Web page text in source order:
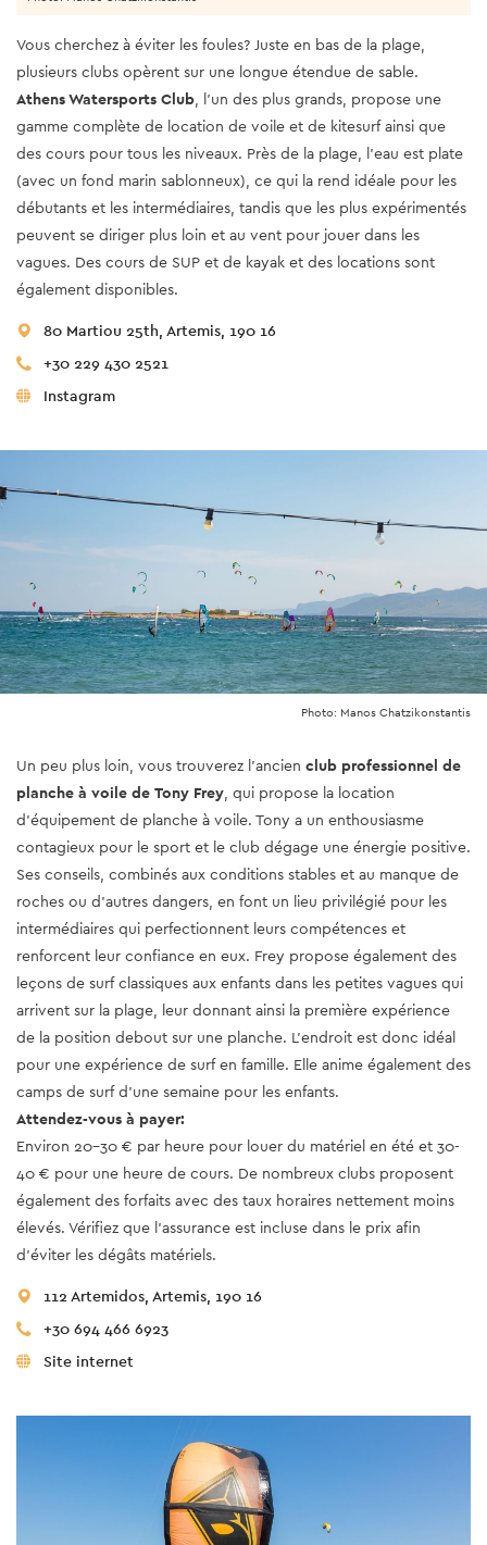
Vous cherchez à éviter les foules? Juste en bas de la plage,
plusieurs clubs opèrent sur une longue étendue de sable.
Athens Watersports Club, l’un des plus grands, propose une
gamme complète de location de voile et de kitesurf ainsi que
des cours pour tous les niveaux. Près de la plage, l’eau est plate
(avec un fond marin sablonneux), ce qui la rend idéale pour les
débutants et les intermédiaires, tandis que les plus expérimentés
peuvent se diriger plus loin et au vent pour jouer dans les
vagues. Des cours de SUP et de kayak et des locations sont
également disponibles.
80 Martiou 25th, Artemis, 190 16
+30 229 430 2521
Instagram
Photo: Manos Chatzikonstantis
Un peu plus loin, vous trouverez l’ancien club professionnel de
planche à voile de Tony Frey, qui propose la location
d’équipement de planche à voile. Tony a un enthousiasme
contagieux pour le sport et le club dégage une énergie positive.
Ses conseils, combinés aux conditions stables et au manque de
roches ou d’autres dangers, en font un lieu privilégié pour les
intermédiaires qui perfectionnent leurs compétences et
renforcent leur confiance en eux. Frey propose également des
leçons de surf classiques aux enfants dans les petites vagues qui
arrivent sur la plage, leur donnant ainsi la première expérience
de la position debout sur une planche. L'endroit est donc idéal
pour une expérience de surf en famille. Elle anime également des
camps de surf d'une semaine pour les enfants.
Attendez-vous à payer:
Environ 20-30 € par heure pour louer du matériel en été et 30-
40 € pour une heure de cours. De nombreux clubs proposent
également des forfaits avec des taux horaires nettement moins
élevés. Vérifiez que l’assurance est incluse dans le prix afin
d’éviter les dégâts matériels.
112 Artemidos, Artemis, 190 16
+30 694 466 6923
Site internet